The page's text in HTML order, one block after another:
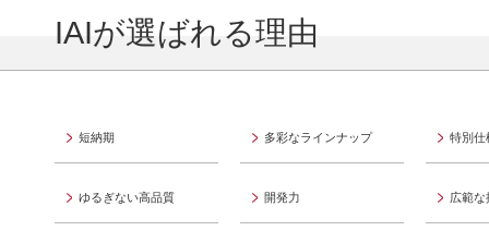
IAIが選ばれる理由
短納期 多彩なラインナップ 特別仕
ゆるぎない高品質 開発力 広範な